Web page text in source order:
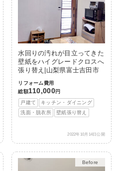
水回りの汚れが目立ってきた
壁紙をハイグレードクロスへ
張り替え|山梨県富士吉田市
リフォーム費用
総額110,000円
戸建て
キッチン・ダイニング
洗面・脱衣所
壁紙張り替え
2022年10月14日公開
After